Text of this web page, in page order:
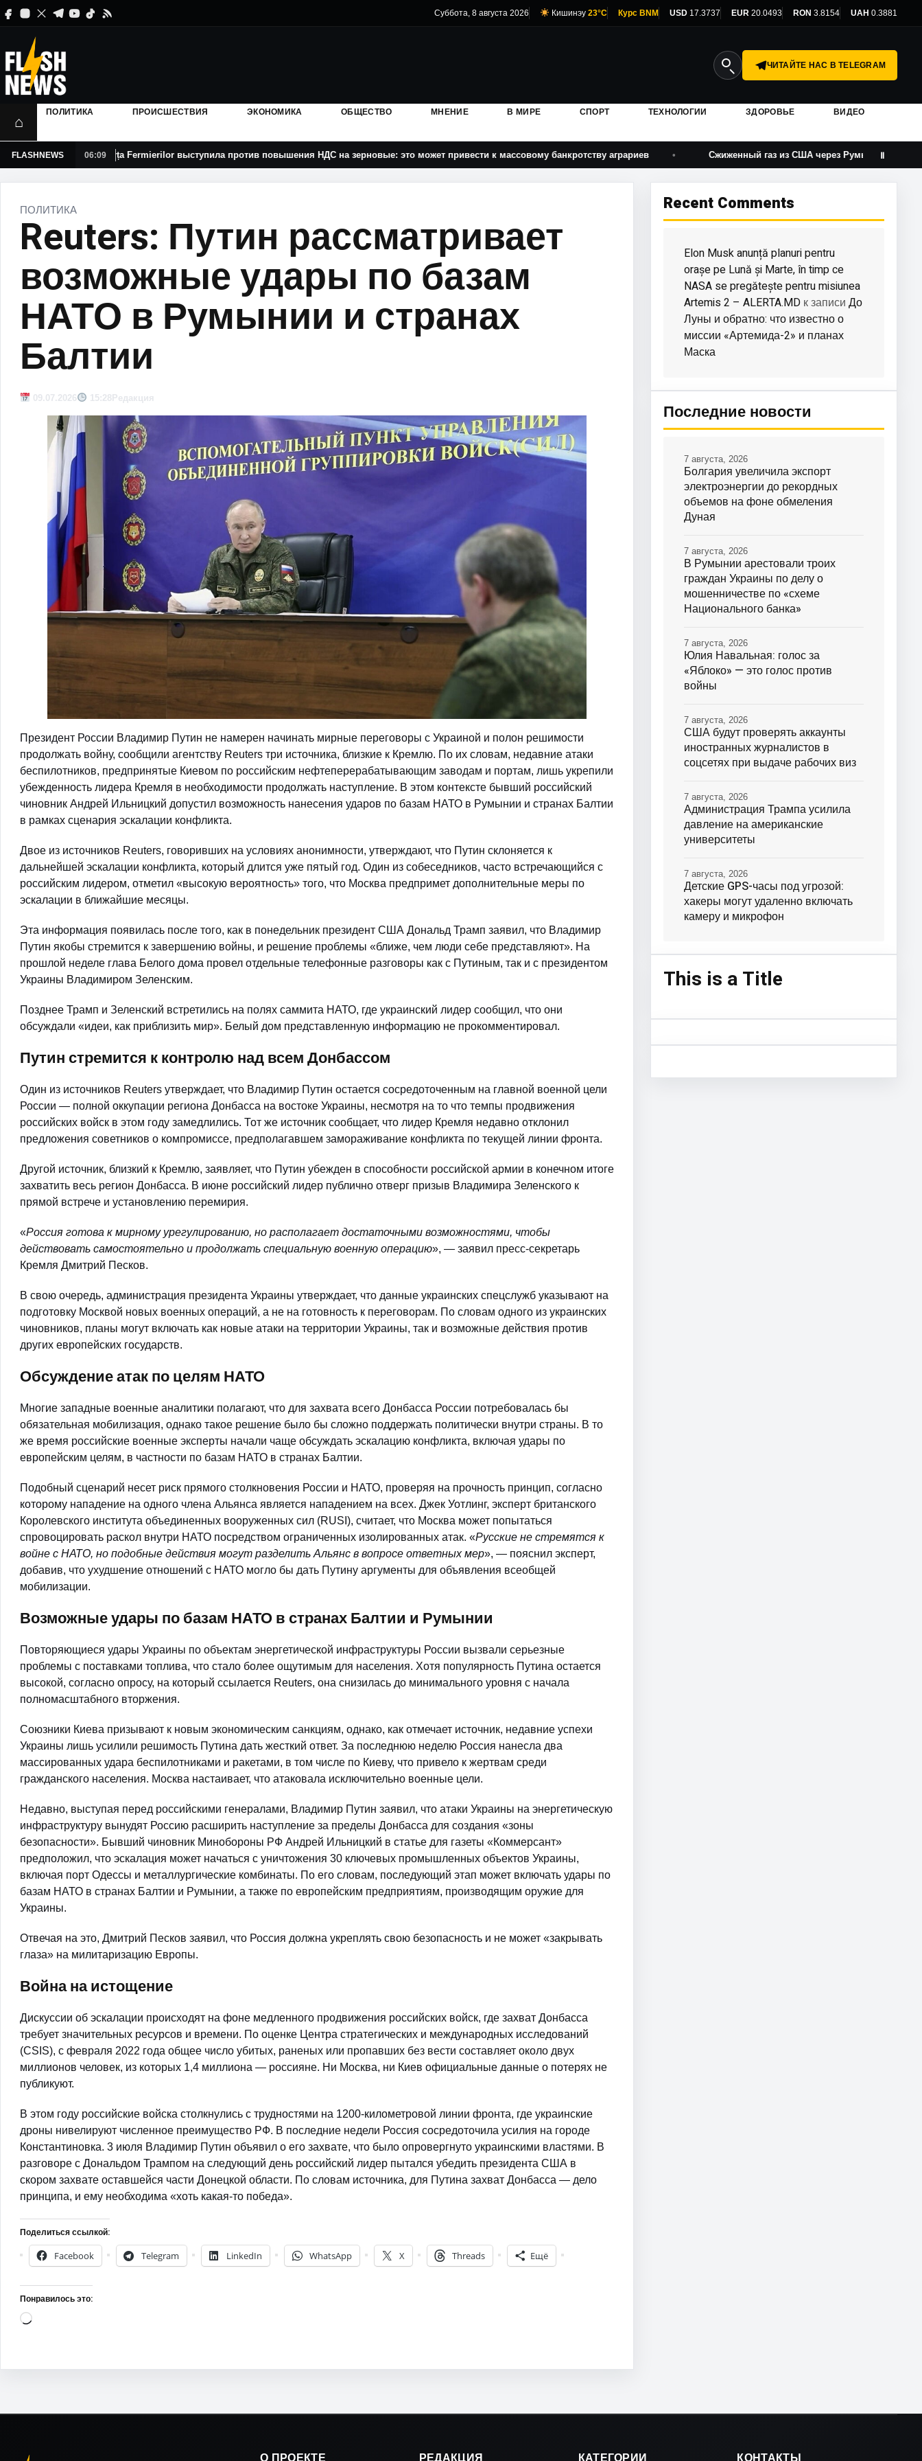
Суббота, 8 августа 2026 Кишинэу 23°C Курс BNM USD 17.3737 EUR 20.0493 RON 3.8154 UAH 0.3881
ЧИТАЙТЕ НАС В TELEGRAM
⌂
ПОЛИТИКА ПРОИСШЕСТВИЯ ЭКОНОМИКА ОБЩЕСТВО МНЕНИЕ В МИРЕ СПОРТ ТЕХНОЛОГИИ ЗДОРОВЬЕ ВИДЕО
FLASHNEWS 06:09
Forța Fermierilor выступила против повышения НДС на зерновые: это может привести к массовому банкротству аграриев Сжиженный газ из США через Румынию в Молдову: Transgaz
Ⅱ
ПОЛИТИКА
Reuters: Путин рассматривает
возможные удары по базам
НАТО в Румынии и странах
Балтии
09.07.2026 15:28 Редакция
Президент России Владимир Путин не намерен начинать мирные переговоры с Украиной и полон решимости
продолжать войну, сообщили агентству Reuters три источника, близкие к Кремлю. По их словам, недавние атаки
беспилотников, предпринятые Киевом по российским нефтеперерабатывающим заводам и портам, лишь укрепили
убежденность лидера Кремля в необходимости продолжать наступление. В этом контексте бывший российский
чиновник Андрей Ильницкий допустил возможность нанесения ударов по базам НАТО в Румынии и странах Балтии
в рамках сценария эскалации конфликта.
Двое из источников Reuters, говоривших на условиях анонимности, утверждают, что Путин склоняется к
дальнейшей эскалации конфликта, который длится уже пятый год. Один из собеседников, часто встречающийся с
российским лидером, отметил «высокую вероятность» того, что Москва предпримет дополнительные меры по
эскалации в ближайшие месяцы.
Эта информация появилась после того, как в понедельник президент США Дональд Трамп заявил, что Владимир
Путин якобы стремится к завершению войны, и решение проблемы «ближе, чем люди себе представляют». На
прошлой неделе глава Белого дома провел отдельные телефонные разговоры как с Путиным, так и с президентом
Украины Владимиром Зеленским.
Позднее Трамп и Зеленский встретились на полях саммита НАТО, где украинский лидер сообщил, что они
обсуждали «идеи, как приблизить мир». Белый дом представленную информацию не прокомментировал.
Путин стремится к контролю над всем Донбассом
Один из источников Reuters утверждает, что Владимир Путин остается сосредоточенным на главной военной цели
России — полной оккупации региона Донбасса на востоке Украины, несмотря на то что темпы продвижения
российских войск в этом году замедлились. Тот же источник сообщает, что лидер Кремля недавно отклонил
предложения советников о компромиссе, предполагавшем замораживание конфликта по текущей линии фронта.
Другой источник, близкий к Кремлю, заявляет, что Путин убежден в способности российской армии в конечном итоге
захватить весь регион Донбасса. В июне российский лидер публично отверг призыв Владимира Зеленского к
прямой встрече и установлению перемирия.
«Россия готова к мирному урегулированию, но располагает достаточными возможностями, чтобы
действовать самостоятельно и продолжать специальную военную операцию», — заявил пресс-секретарь
Кремля Дмитрий Песков.
В свою очередь, администрация президента Украины утверждает, что данные украинских спецслужб указывают на
подготовку Москвой новых военных операций, а не на готовность к переговорам. По словам одного из украинских
чиновников, планы могут включать как новые атаки на территории Украины, так и возможные действия против
других европейских государств.
Обсуждение атак по целям НАТО
Многие западные военные аналитики полагают, что для захвата всего Донбасса России потребовалась бы
обязательная мобилизация, однако такое решение было бы сложно поддержать политически внутри страны. В то
же время российские военные эксперты начали чаще обсуждать эскалацию конфликта, включая удары по
европейским целям, в частности по базам НАТО в странах Балтии.
Подобный сценарий несет риск прямого столкновения России и НАТО, проверяя на прочность принцип, согласно
которому нападение на одного члена Альянса является нападением на всех. Джек Уотлинг, эксперт британского
Королевского института объединенных вооруженных сил (RUSI), считает, что Москва может попытаться
спровоцировать раскол внутри НАТО посредством ограниченных изолированных атак. «Русские не стремятся к
войне с НАТО, но подобные действия могут разделить Альянс в вопросе ответных мер», — пояснил эксперт,
добавив, что ухудшение отношений с НАТО могло бы дать Путину аргументы для объявления всеобщей
мобилизации.
Возможные удары по базам НАТО в странах Балтии и Румынии
Повторяющиеся удары Украины по объектам энергетической инфраструктуры России вызвали серьезные
проблемы с поставками топлива, что стало более ощутимым для населения. Хотя популярность Путина остается
высокой, согласно опросу, на который ссылается Reuters, она снизилась до минимального уровня с начала
полномасштабного вторжения.
Союзники Киева призывают к новым экономическим санкциям, однако, как отмечает источник, недавние успехи
Украины лишь усилили решимость Путина дать жесткий ответ. За последнюю неделю Россия нанесла два
массированных удара беспилотниками и ракетами, в том числе по Киеву, что привело к жертвам среди
гражданского населения. Москва настаивает, что атаковала исключительно военные цели.
Недавно, выступая перед российскими генералами, Владимир Путин заявил, что атаки Украины на энергетическую
инфраструктуру вынудят Россию расширить наступление за пределы Донбасса для создания «зоны
безопасности». Бывший чиновник Минобороны РФ Андрей Ильницкий в статье для газеты «Коммерсант»
предположил, что эскалация может начаться с уничтожения 30 ключевых промышленных объектов Украины,
включая порт Одессы и металлургические комбинаты. По его словам, последующий этап может включать удары по
базам НАТО в странах Балтии и Румынии, а также по европейским предприятиям, производящим оружие для
Украины.
Отвечая на это, Дмитрий Песков заявил, что Россия должна укреплять свою безопасность и не может «закрывать
глаза» на милитаризацию Европы.
Война на истощение
Дискуссии об эскалации происходят на фоне медленного продвижения российских войск, где захват Донбасса
требует значительных ресурсов и времени. По оценке Центра стратегических и международных исследований
(CSIS), с февраля 2022 года общее число убитых, раненых или пропавших без вести составляет около двух
миллионов человек, из которых 1,4 миллиона — россияне. Ни Москва, ни Киев официальные данные о потерях не
публикуют.
В этом году российские войска столкнулись с трудностями на 1200-километровой линии фронта, где украинские
дроны нивелируют численное преимущество РФ. В последние недели Россия сосредоточила усилия на городе
Константиновка. 3 июля Владимир Путин объявил о его захвате, что было опровергнуто украинскими властями. В
разговоре с Дональдом Трампом на следующий день российский лидер пытался убедить президента США в
скором захвате оставшейся части Донецкой области. По словам источника, для Путина захват Донбасса — дело
принципа, и ему необходима «хоть какая-то победа».
Поделиться ссылкой:
Facebook
Telegram LinkedIn WhatsApp X Threads Ещё
Понравилось это:
Загрузка…
Recent Comments
Elon Musk anunță planuri pentru
orașe pe Lună și Marte, în timp ce
NASA se pregătește pentru misiunea
Artemis 2 – ALERTA.MD к записи До
Луны и обратно: что известно о
миссии «Артемида-2» и планах
Маска
Последние новости
Болгария увеличила экспорт
электроэнергии до рекордных
объемов на фоне обмеления
Дуная
7 августа, 2026
В Румынии арестовали троих
граждан Украины по делу о
мошенничестве по «схеме
Национального банка»
7 августа, 2026
Юлия Навальная: голос за
«Яблоко» — это голос против
войны
7 августа, 2026
США будут проверять аккаунты
иностранных журналистов в
соцсетях при выдаче рабочих виз
7 августа, 2026
Администрация Трампа усилила
давление на американские
университеты
7 августа, 2026
Детские GPS-часы под угрозой:
хакеры могут удаленно включать
камеру и микрофон
7 августа, 2026
This is a Title